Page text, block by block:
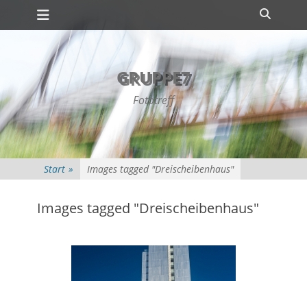
Zum
Inhalt
springen
Primäres Menü
GRUPPE7
Fototreff
Start » Images tagged "Dreischeibenhaus"
Images tagged "Dreischeibenhaus"